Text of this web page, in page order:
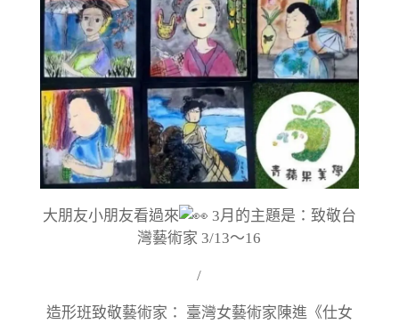
大朋友小朋友看過來
3月的主題是：致敬台
灣藝術家 3/13～16
/
造形班致敬藝術家： 臺灣女藝術家陳進《仕女